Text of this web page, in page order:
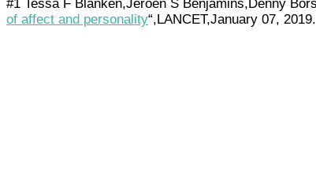
#1 Tessa F Blanken,Jeroen S Benjamins,Denny
of affect and personality“,LANCET,January 07, 2019.